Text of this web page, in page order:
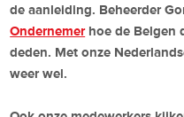
de aanleiding. Beheerder
Ondernemerhoe de Belgen
deden. Met onze
weer wel.